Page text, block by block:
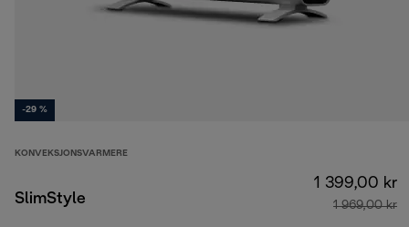
-29 %
KONVEKSJONSVARMERE
SlimStyle
1 399,00 kr
1 969,00 kr